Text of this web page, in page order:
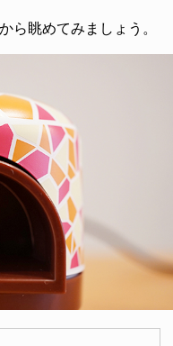
ら眺めてみましょう。